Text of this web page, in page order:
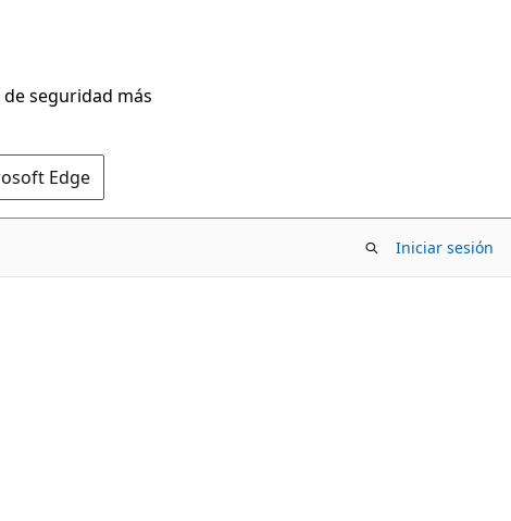
seguridad más
Edge
Iniciar sesión